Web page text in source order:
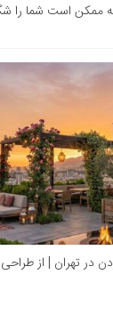
که ممکن است شما را
گاردن در تهران | از